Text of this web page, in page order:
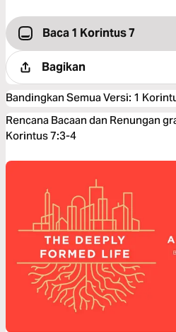
Baca 1 Korintus 7
Bagikan
Bandingkan Semua Versi: 1
Rencana Bacaan dan Renungan
Korintus 7:3-4